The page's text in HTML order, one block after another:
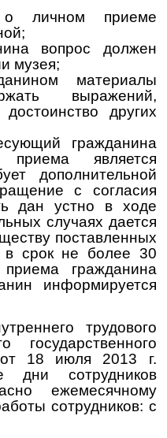
о личном приеме
вопрос должен
музея;
материалы
выражений,
других
гражданина
является
дополнительной
с согласия
дан устно в ходе
случаях дается
поставленных
в срок не более 30
гражданина
информируется
трудового
государственного
от 18 июля 2013 г.
дни сотрудников
ежемесячному
сотрудников: с